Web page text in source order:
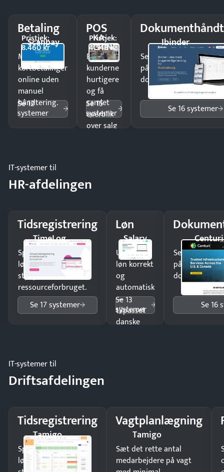
Betaling
Scanpay
Pristjek:
8.460 kr
Modtag
kortbetalinger
online uden
manuel
håndtering.
Se 12
systemer
POS
KA-
CHING
Pristjek:
4.548 kr
Ekspedér
kunderne
hurtigere
og få
samlet
overblik
over salg
Se 15
systemer
Ibinder
Send kontrakter til
på minutter og mist
dokumenter.
Se 16 systemer
IT-systemer til
HR-afdelingen
Tidsregistrering
TimeLog
Spar tid på
lønberegning og få
styr på
ressourceforbruget.
Se 17 systemer
Løn
Salary
Udbetal
løn korrekt
og
automatisk
—
tilpasset
danske
Se 13
systemer
Centuri
Send
på minutter
dokumenter.
Se 16
IT-systemer til
Driftsafdelingen
Tidsregistrering
Tamigo
Spar tid på
lønberegning og få
Vagtplanlægning
Tamigo
Sæt det rette antal
medarbejdere på vagt